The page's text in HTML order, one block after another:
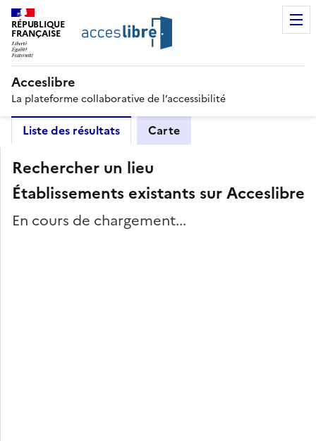
RÉPUBLIQUE
FRANÇAISE
Acceslibre
La plateforme collaborative de l’accessibilité
Liste des résultats Carte
Rechercher un lieu
Établissements existants sur Acceslibre
En cours de chargement...